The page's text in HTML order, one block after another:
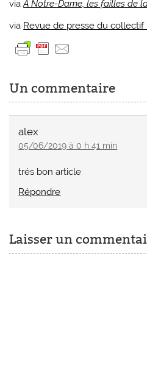
viaA Notre-Dame, les failles de
via Revue de presse du
Un commentaire
alex
05/06/2019 à 0 h 41 min
trés bon article
Répondre
Laisser un